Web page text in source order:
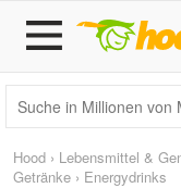
Hood › Lebensmittel &
Getränke › Energydrinks